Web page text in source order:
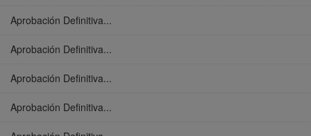
Aprobación Definitiva...
Aprobación Definitiva...
Aprobación Definitiva...
Aprobación Definitiva...